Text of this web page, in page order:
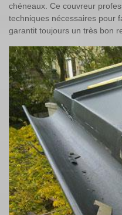
chéneaux. Ce couvreur
techniques nécessaires pour
garantit toujours un très bon